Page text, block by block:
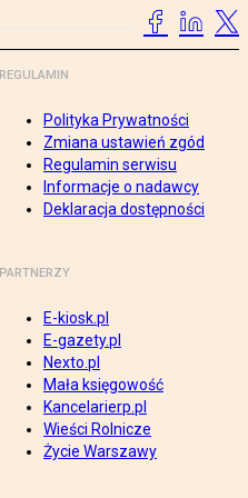
REGULAMIN
Polityka Prywatności
Zmiana ustawień zgód
Regulamin serwisu
Informacje o nadawcy
Deklaracja dostępności
PARTNERZY
E-kiosk.pl
E-gazety.pl
Nexto.pl
Mała księgowość
Kancelarierp.pl
Wieści Rolnicze
Życie Warszawy